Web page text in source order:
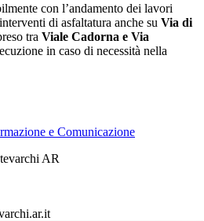
con l’andamento dei lavori
di asfaltatura anche su Via di
tra Viale Cadorna e Via
in caso di necessità nella
e Comunicazione
AR